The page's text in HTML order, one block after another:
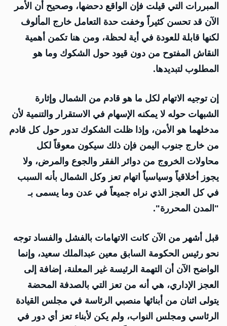
المبررات التي قيلت فإن الواقع دحضها، وصحيح أن الأمر
الآن قد تحسن كثيراً وخفت حدة التعامل خارج المألوف
لكنها قابلة للعودة في أية لحظة، ومن هنا تكمن أهمية
النقاش المفتوح من دون قيود حول الشكوك وما هو
المطلوب لتبديدها.
إن توجيه الاتهام لكل ما هو قادم من الشمال وإثارة
الشبهات حوله لا يمكنه الإسهام في الاستقرار والتنمية لأن
مدخلهما هو الأمن، وإذا ظلت الشكوك تدور حول كل قادم
من خارج جنوب اليمن فإن ذلك سيكون معوقاً لكل
محاولات الخروج من دوائر الفقر والجوع والمرض، ولا
يجوز أخلاقياً وسياسياً اتهام تعز وكل الشمال بأنه السبب
في كل العجز الذي نراه جميعاً في عدن وما يسمى بـ
"المدن المحررة".
قبل أشهر من الآن كانت الاتهامات بالفشل والفساد توجه
نحو رئيس الحكومة السابق معين عبدالملك سعيد، وإنما
الواضح الآن أن التهمة الرئيسة غير المعلنة، إضافة إلى
العجز الإداري، هي أنه من تعز التي بالصدفة المحضة
يتولى اثنان من أبنائها منصبي الرئاسة في مجلس القيادة
الرئاسي ومجلس النواب، ولم يكن لأبناء تعز أي دور في